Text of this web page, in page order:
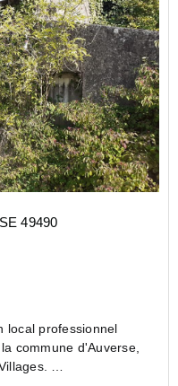
49490
local professionnel
commune d'Auverse,